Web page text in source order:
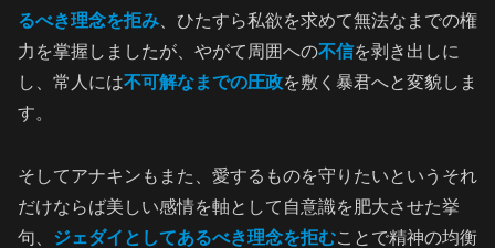
るべき理念を拒み 、ひたすら私欲を求めて無法なまでの権
力を掌握しましたが、やがて周囲への不信を剥き出しに
し、常人には不可解なまでの圧政を敷く暴君へと変貌しま
す。
そしてアナキンもまた、愛するものを守りたいというそれ
だけならば美しい感情を軸として自意識を肥大させた挙
句、 ジェダイとしてあるべき理念を拒むことで精神の均衡